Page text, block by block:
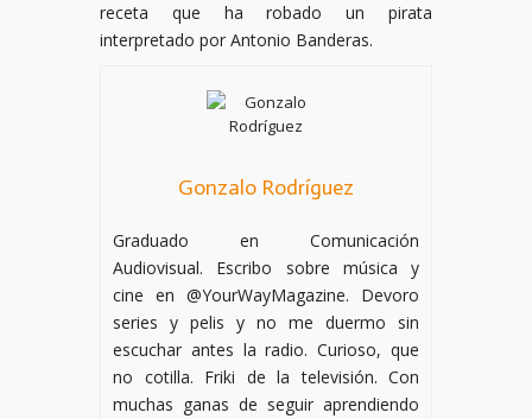
receta que ha robado un pirata
interpretado por Antonio Banderas.
Gonzalo Rodríguez
Graduado en Comunicación
Audiovisual. Escribo sobre música y
cine en @YourWayMagazine. Devoro
series y pelis y no me duermo sin
escuchar antes la radio. Curioso, que
no cotilla. Friki de la televisión. Con
muchas ganas de seguir aprendiendo